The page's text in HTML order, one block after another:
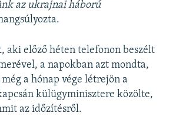
az ukrajnai háború
aki előző héten telefonon beszélt
a napokban azt mondta,
a hónap vége létrejön a
külügyminisztere közölte,
az időzítésről.